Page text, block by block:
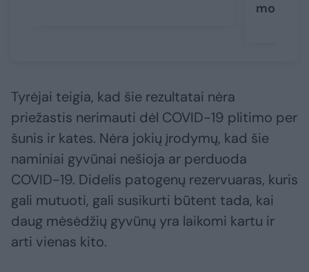
Tyrėjai teigia, kad šie rezultatai nėra
priežastis nerimauti dėl COVID-19 plitimo per
šunis ir kates. Nėra jokių įrodymų, kad šie
naminiai gyvūnai nešioja ar perduoda
COVID-19. Didelis patogenų rezervuaras, kuris
gali mutuoti, gali susikurti būtent tada, kai
daug mėsėdžių gyvūnų yra laikomi kartu ir
arti vienas kito.